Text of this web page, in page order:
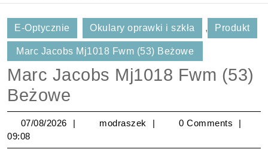
E-Optycznie Okulary oprawki i szkła , Produkt
Marc Jacobs Mj1018 Fwm (53) Beżowe
Marc Jacobs Mj1018 Fwm (53)
Beżowe
07/08/2026 07/08/2026
modraszek modraszek
0 Comments
09:08